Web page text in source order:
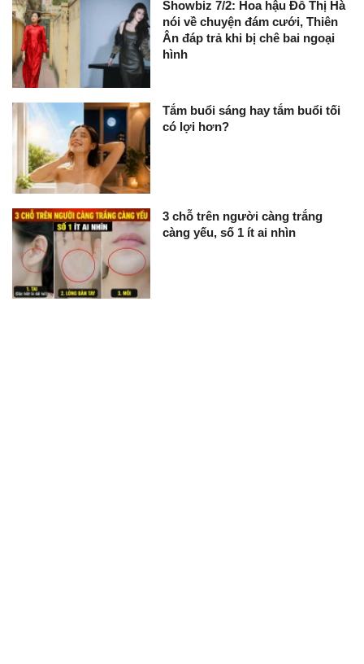
Showbiz 7/2: Hoa hậu Đỗ Thị Hà
nói về chuyện đám cưới, Thiên
Ân đáp trả khi bị chê bai ngoại
hình
Tắm buổi sáng hay tắm buổi tối
có lợi hơn?
3 chỗ trên người càng trắng
càng yếu, số 1 ít ai nhìn